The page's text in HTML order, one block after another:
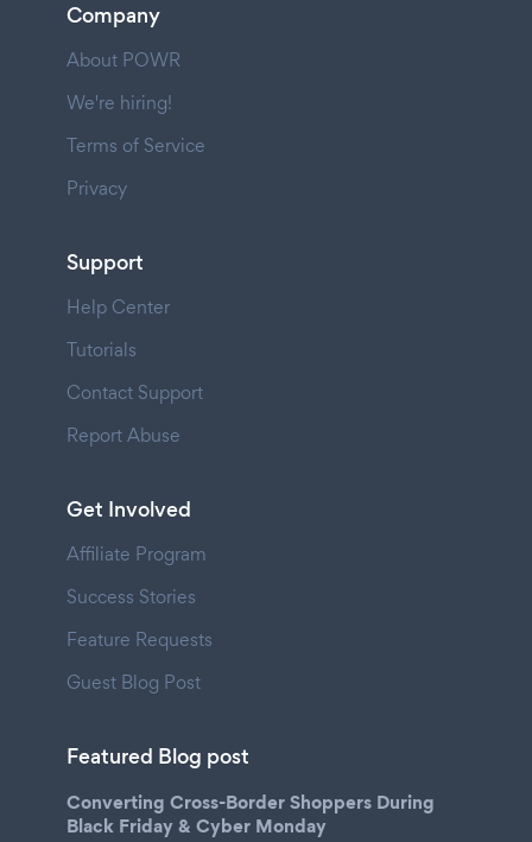
Company
About POWR
We're hiring!
Terms of Service
Privacy
Support
Help Center
Tutorials
Contact Support
Report Abuse
Get Involved
Affiliate Program
Success Stories
Feature Requests
Guest Blog Post
Featured Blog post
Converting Cross-Border Shoppers During
Black Friday & Cyber Monday